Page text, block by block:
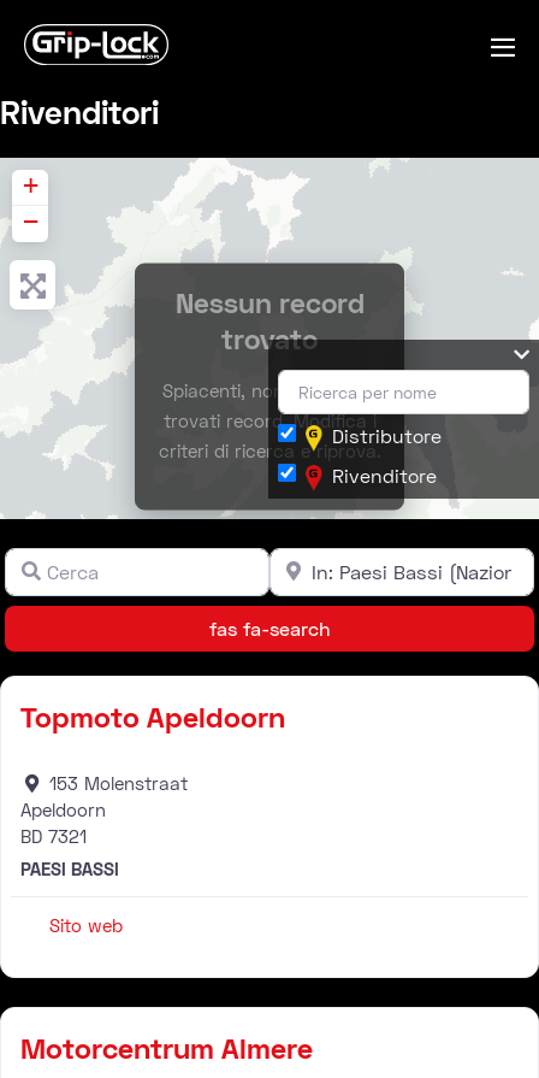
Rivenditori
+
−
Leaflet| ©OpenStreetMapcontributors ©CARTO
Nessun record
trovato
Spiacenti, non sono stati
trovati record. Modifica i
criteri di ricerca e riprova.
Distributore
Rivenditore
CercaCampo libero VicinoCampo libero
fas fa-searchfas fa-search
Topmoto Apeldoorn
153 Molenstraat
Apeldoorn
BD 7321
PAESI BASSI
Sito web
Motorcentrum Almere